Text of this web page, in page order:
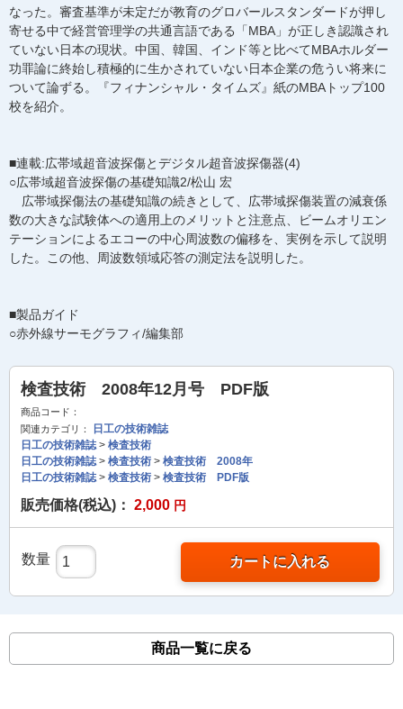
なった。審査基準が未定だが教育のグロバールスタンダードが押し
寄せる中で経営管理学の共通言語である「MBA」が正しき認識され
ていない日本の現状。中国、韓国、インド等と比べてMBAホルダー
功罪論に終始し積極的に生かされていない日本企業の危うい将来に
ついて論ずる。『フィナンシャル・タイムズ』紙のMBAトップ100
校を紹介。
■連載:広帯域超音波探傷とデジタル超音波探傷器(4)
○広帯域超音波探傷の基礎知識2/松山 宏
広帯域探傷法の基礎知識の続きとして、広帯域探傷装置の減衰係
数の大きな試験体への適用上のメリットと注意点、ビームオリエン
テーションによるエコーの中心周波数の偏移を、実例を示して説明
した。この他、周波数領域応答の測定法を説明した。
■製品ガイド
○赤外線サーモグラフィ/編集部
検査技術 2008年12月号 PDF版
商品コード：
関連カテゴリ：
日工の技術雑誌
日工の技術雑誌> 検査技術
日工の技術雑誌> 検査技術 > 検査技術 2008年
日工の技術雑誌> 検査技術 > 検査技術 PDF版
販売価格(税込)： 2,000 円
数量 カートに入れる
商品一覧に戻る